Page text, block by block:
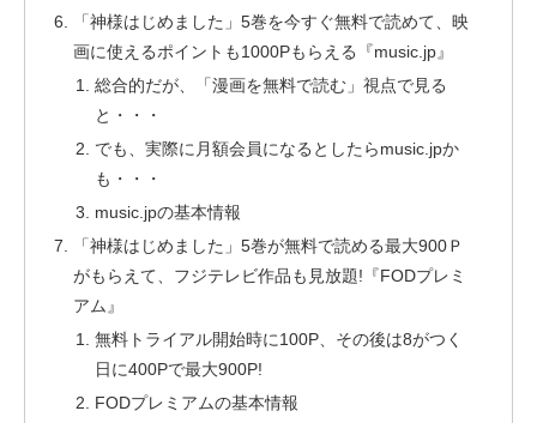
「神様はじめました」5巻を今すぐ無料で読めて、映
画に使えるポイントも1000Pもらえる『music.jp』
総合的だが、「漫画を無料で読む」視点で見る
と・・・
でも、実際に月額会員になるとしたらmusic.jpか
も・・・
music.jpの基本情報
「神様はじめました」5巻が無料で読める最大900Ｐ
がもらえて、フジテレビ作品も見放題!『FODプレミ
アム』
無料トライアル開始時に100P、その後は8がつく
日に400Pで最大900P!
FODプレミアムの基本情報